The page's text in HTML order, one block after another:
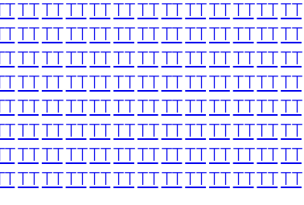
TTTTTTTTTTTTTTTTTTTTTTTT
TTTTTTTTTTTTTTTTTTTTTTTT
TTTTTTTTTTTTTTTTTTTTTTTT
TTTTTTTTTTTTTTTTTTTTTTTT
TTTTTTTTTTTTTTTTTTTTTTTT
TTTTTTTTTTTTTTTTTTTTTTTT
TTTTTTTTTTTTTTTTTTTTTTTT
TTTTTTTTTTTTTTTTTTTTTTTT